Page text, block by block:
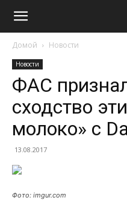
Домой Новости
Новости
ФАС
сходство
молоко» с
13.08.2017
Фото: imgur.com